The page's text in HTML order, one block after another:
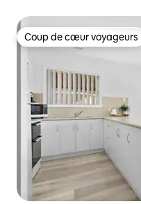
Coup de cœur voyageurs
Coup de cœur voyageurs